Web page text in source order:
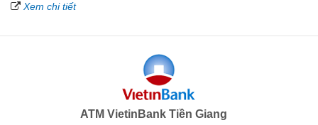
Xem chi tiết
ATM VietinBank Tiền Giang